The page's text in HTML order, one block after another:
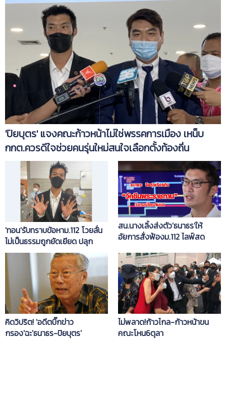
'ปิยบุตร' แจงคณะก้าวหน้าไม่ใช่พรรคการเมือง เหน็บ
กกต.ควรดีใจช่วยคนรุ่นใหม่สนใจเลือกตั้งท้องถิ่น
'ทอน'รับทราบข้อหาม.112 โวยลั่น
ไม่เป็นธรรมถูกยัดเยียด ปลุก
สังคมช่วยปกป้อง
สน.นางเลิ้งส่งตัว'ธนาธร'ให้
อัยการสั่งฟ้องม.112 ไลฟ์สด
คิดวิปริต! 'อดีตบิ๊กข่าว
กรอง'ฉะ'ธนาธร-ปิยบุตร'
ไม่พลาด!ก้าวไกล-ก้าวหน้าขน
คณะโหน6ตุลา